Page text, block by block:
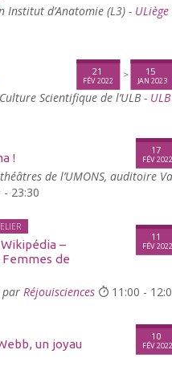
Institut d’Anatomie (L3) - ULiège
21
FÉV 2022
> 15
JAN 2023
Scientifique de l’ULB - ULB
!
17
FÉV 2022
de l’UMONS, auditoire
- 23:30
–
de
11
FÉV 2022
par Réjouisciences 11:00 -
un joyau
10
FÉV 2022